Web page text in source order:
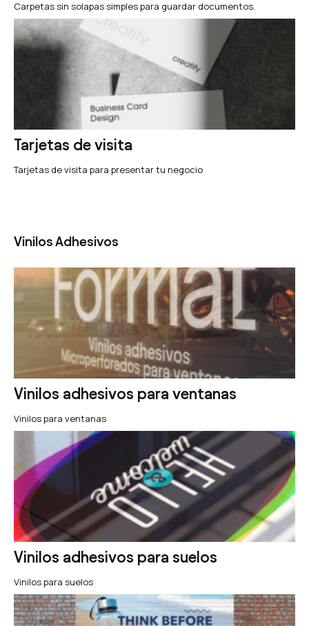
Carpetas sin solapas simples para guardar documentos.
Tarjetas de visita
Tarjetas de visita para presentar tu negocio
Vinilos Adhesivos
Vinilos adhesivos para ventanas
Vinilos para ventanas
Vinilos adhesivos para suelos
Vinilos para suelos